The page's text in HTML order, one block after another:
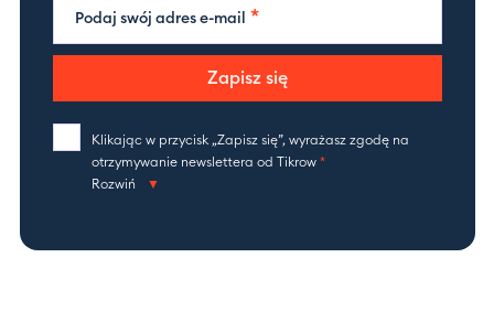
Podaj swój adres e-mail *
Zapisz się
Klikając w przycisk „Zapisz się”, wyrażasz zgodę na
otrzymywanie newslettera od Tikrow *
Rozwiń